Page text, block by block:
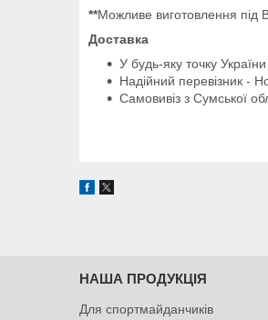
**Можливе виготовлення під
Доставка
У будь-яку точку України
Надійний перевізник -
Самовивіз з Сумської
НАША ПРОДУКЦІЯ
Для спортмайданчиків